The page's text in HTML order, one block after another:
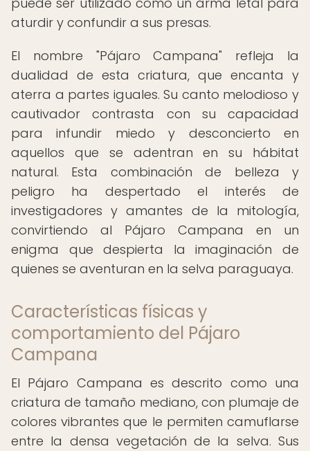
aturdir y confundir a sus presas.
El nombre "Pájaro Campana" refleja la
dualidad de esta criatura, que encanta y
aterra a partes iguales. Su canto melodioso y
cautivador contrasta con su capacidad
para infundir miedo y desconcierto en
aquellos que se adentran en su hábitat
natural. Esta combinación de belleza y
peligro ha despertado el interés de
investigadores y amantes de la mitología,
convirtiendo al Pájaro Campana en un
enigma que despierta la imaginación de
quienes se aventuran en la selva paraguaya.
Características físicas y
comportamiento del Pájaro
Campana
El Pájaro Campana es descrito como una
criatura de tamaño mediano, con plumaje de
colores vibrantes que le permiten camuflarse
entre la densa vegetación de la selva. Sus